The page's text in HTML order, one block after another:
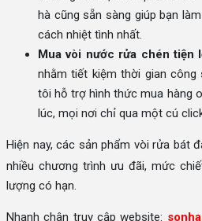
hà cũng sẵn sàng giúp bạn
cách nhiệt tình nhất.
Mua vòi nước rửa chén tiện
nhằm tiết kiệm thời gian công
tôi hỗ trợ hình thức mua hàng
lúc, mọi nơi chỉ qua một cú
Hiện nay, các sản phẩm vòi rửa bát
nhiều chương trình ưu đãi, mức
lượng có hạn.
Nhanh chân truy cập website: